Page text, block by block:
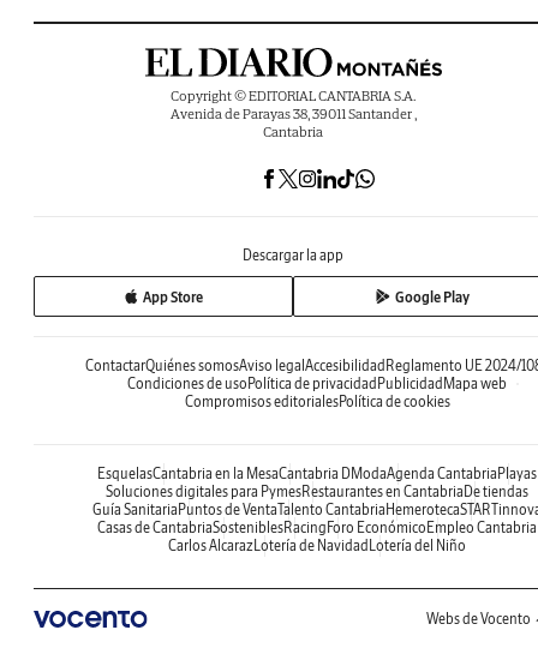
Copyright © EDITORIAL CANTABRIA S.A.
Avenida de Parayas 38, 39011 Santander ,
Cantabria
Descargar la app
App Store Google Play
ContactarQuiénes somosAviso legal Accesibilidad Reglamento UE 2024/
Condiciones de uso Política de privacidad Publicidad Mapa web
Compromisos editorialesPolítica de cookies
EsquelasCantabria en la MesaCantabria DModaAgenda Cantabria Playas
Soluciones digitales para PymesRestaurantes en Cantabria De tiendas
Guía Sanitaria Puntos de VentaTalento Cantabria Hemeroteca
Casas de CantabriaSosteniblesRacing Foro Económico Empleo Cantabria
Carlos AlcarazLotería de Navidad Lotería del Niño
Webs de Vocento